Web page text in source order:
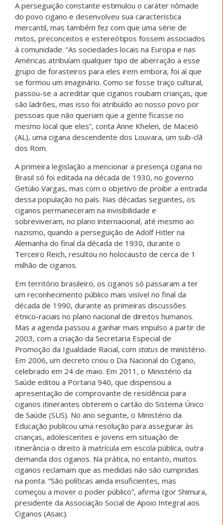
A perseguição constante estimulou o caráter nômade
do povo cigano e desenvolveu sua característica
mercantil, mas também fez com que uma série de
mitos, preconceitos e estereótipos fossem associados
à comunidade. “As sociedades locais na Europa e nas
Américas atribuíam qualquer tipo de aberração a esse
grupo de forasteiros para eles irem embora, foi aí que
se formou um imaginário. Como se fosse traço cultural,
passou-se a acreditar que ciganos roubam crianças, que
são ladrões, mas isso foi atribuído ao nosso povo por
pessoas que não queriam que a gente ficasse no
mesmo local que eles”, conta Anne Khelen, de Maceió
(AL), uma cigana descendente dos Louvara, um sub-clã
dos Rom.
A primeira legislação a mencionar a presença cigana no
Brasil só foi editada na década de 1930, no governo
Getúlio Vargas, mas com o objetivo de proibir a entrada
dessa população no país. Nas décadas seguintes, os
ciganos permaneceram na invisibilidade e
sobreviveram, no plano internacional, até mesmo ao
nazismo, quando a perseguição de Adolf Hitler na
Alemanha do final da década de 1930, durante o
Terceiro Reich, resultou no holocausto de cerca de 1
milhão de ciganos.
Em território brasileiro, os ciganos só passaram a ter
um reconhecimento público mais visível no final da
década de 1990, durante as primeiras discussões
étnico-raciais no plano nacional de direitos humanos.
Mas a agenda passou a ganhar mais impulso a partir de
2003, com a criação da Secretaria Especial de
Promoção da Igualdade Racial, com status de ministério.
Em 2006, um decreto criou o Dia Nacional do Cigano,
celebrado em 24 de maio. Em 2011, o Ministério da
Saúde editou a Portaria 940, que dispensou a
apresentação de comprovante de residência para
ciganos itinerantes obterem o cartão do Sistema Único
de Saúde (SUS). No ano seguinte, o Ministério da
Educação publicou uma resolução para assegurar às
crianças, adolescentes e jovens em situação de
itinerância o direito à matrícula em escola pública, outra
demanda dos ciganos. Na prática, no entanto, muitos
ciganos reclamam que as medidas não são cumpridas
na ponta. “São políticas ainda insuficientes, mas
começou a mover o poder público”, afirma Igor Shimura,
presidente da Associação Social de Apoio Integral aos
Ciganos (Asaic).